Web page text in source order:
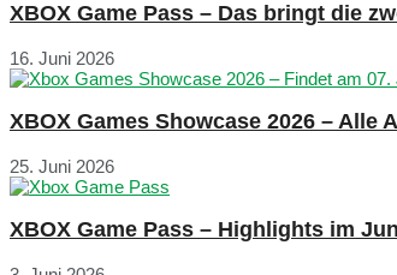
XBOX Game Pass – Das bringt die
16. Juni 2026
XBOX Games Showcase 2026 –
25. Juni 2026
XBOX Game Pass – Highlights im